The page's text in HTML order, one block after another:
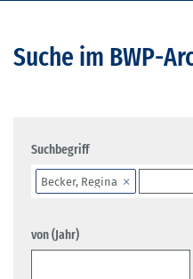
Suche im BWP-
Suchbegriff
Becker, Regina
von (Jahr)